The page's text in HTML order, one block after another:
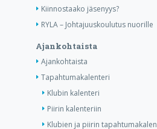
Kiinnostaako jäsenyys?
RYLA – Johtajuuskoulutus nuorille
Ajankohtaista
Ajankohtaista
Tapahtumakalenteri
Klubin kalenteri
Piirin kalenteriin
Klubien ja piirin